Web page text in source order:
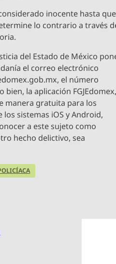
inocente hasta que
lo contrario a través
del Estado de México
el correo electrónico
, el número
bien, la aplicación
manera gratuita para los
sistemas iOS y Android,
a este sujeto como
hecho delictivo, sea